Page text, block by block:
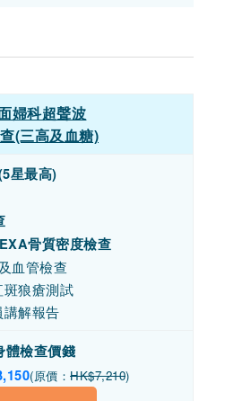
婦科超聲波
(三高及血糖)
星最高)
骨質密度檢查
血管檢查
狼瘡測試
解報告
體檢查價錢
(原價： HK$7,210)